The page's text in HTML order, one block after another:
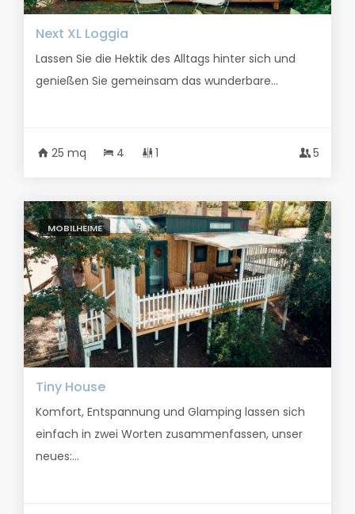
Next XL Loggia
Lassen Sie die Hektik des Alltags hinter sich und
genießen Sie gemeinsam das wunderbare...
25 mq 4 1 5
MOBILHEIME
Tiny House
Komfort, Entspannung und Glamping lassen sich
einfach in zwei Worten zusammenfassen, unser
neues:...